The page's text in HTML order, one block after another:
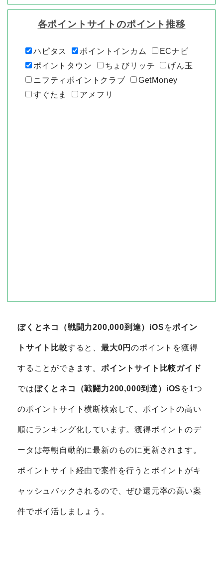
各ポイントサイトのポイント推移
ハピタス ポイントインカム
ECナビ
ポイントタウン
ちょびリッチ
げん玉
ニフティポイントクラブ
GetMoney
すぐたま
アメフリ
ぼくとネコ（戦闘力200,000到達）iOS をポイン
トサイト比較すると、最大0円のポイントを獲得
することができます。 ポイントサイト比較ガイド
ではぼくとネコ（戦闘力200,000到達）iOS を1つ
のポイントサイト横断検索して、ポイントの高い
順にランキング化しています。獲得ポイントのデ
ータは毎朝自動的に最新のものに更新されます。
ポイントサイト経由で案件を行うとポイントがキ
ャッシュバックされるので、ぜひ還元率の高い案
件でポイ活しましょう。